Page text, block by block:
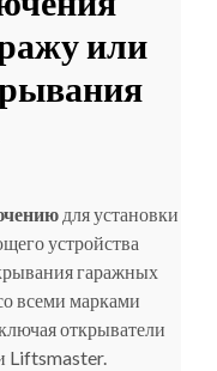
или
для установки
устройства
гаражных
всеми марками
открыватели
Liftsmaster.